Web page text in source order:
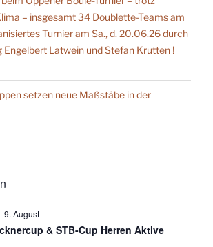
– insgesamt 34 Doublette-Teams am
Turnier am Sa., d. 20.06.26 durch
Engelbert Latwein und Stefan Krutten !
setzen neue Maßstäbe in der
-9. August
& STB-Cup Herren Aktive